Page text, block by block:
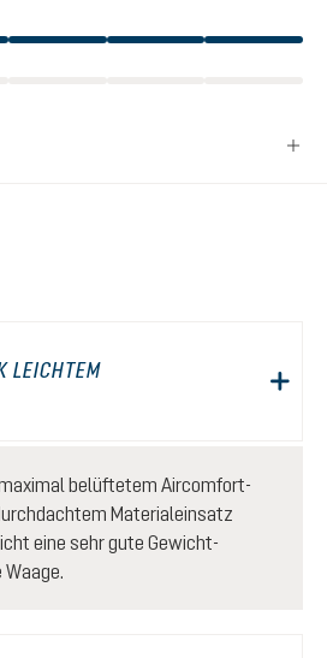
LEICHTEM
belüftetem Aircomfort-
Materialeinsatz
eine sehr gute Gewicht-